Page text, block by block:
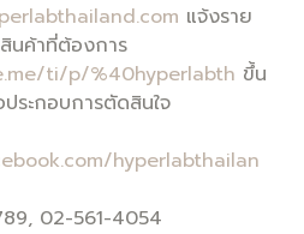
แจ้งราย
นค้าที่ต้องการ
ti/p/%40hyperlabth ขึ้น
ระกอบการตัดสินใจ
hyperlabthailan
02-561-4054